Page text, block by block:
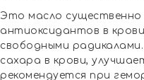
Это масло
антиоксидантов в
свободными
сахара в крови,
рекомендуется при